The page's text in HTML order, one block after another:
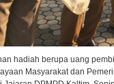
hadiah berupa uang
Masyarakat dan